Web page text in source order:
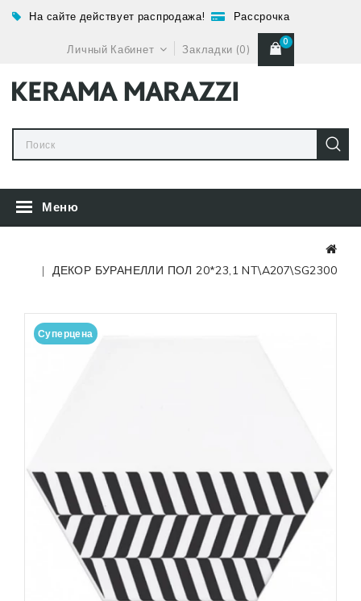
На сайте действует распродажа! Рассрочка
Личный Кабинет Закладки (0)
0
Меню
ДЕКОР БУРАНЕЛЛИ ПОЛ 20*23,1 NT\A207\SG2300
Суперцена